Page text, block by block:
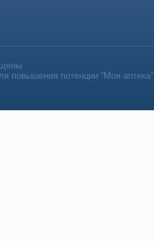
повышения потенции “Моя